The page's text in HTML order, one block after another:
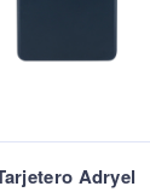
Adryel